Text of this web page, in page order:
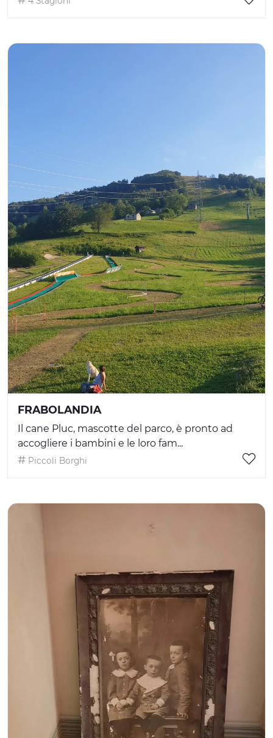
FRABOLANDIA
Il cane Pluc, mascotte del parco, è pronto ad
accogliere i bambini e le loro fam...
Piccoli Borghi